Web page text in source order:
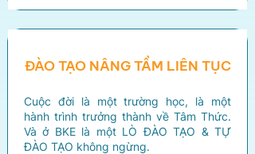
ĐÀO TẠO NÂNG TẦM LIÊN TỤC
Cuộc đời là một trường học, là một
hành trình trưởng thành về Tâm Thức.
Và ở BKE là một LÒ ĐÀO TẠO & TỰ
ĐÀO TẠO không ngừng.